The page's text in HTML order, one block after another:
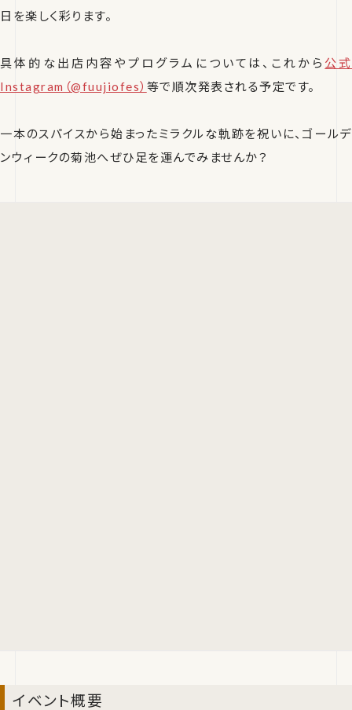
日を楽しく彩ります。
具体的な出店内容やプログラムについては、これから 公式
Instagram（@fuujiofes） 等で順次発表される予定です。
一本のスパイスから始まったミラクルな軌跡を祝いに、ゴールデ
ンウィークの菊池へぜひ足を運んでみませんか？
イベント概要